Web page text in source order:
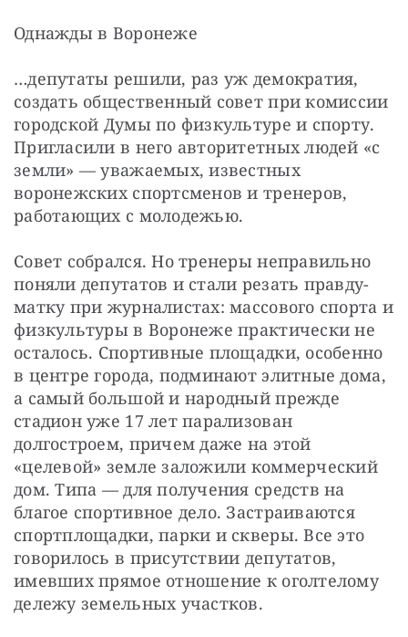
Однажды в Воронеже
…депутаты решили, раз уж демократия,
создать общественный совет при комиссии
городской Думы по физкультуре и спорту.
Пригласили в него авторитетных людей «с
земли» — уважаемых, известных
воронежских спортсменов и тренеров,
работающих с молодежью.
Совет собрался. Но тренеры неправильно
поняли депутатов и стали резать правду-
матку при журналистах: массового спорта и
физкультуры в Воронеже практически не
осталось. Спортивные площадки, особенно
в центре города, подминают элитные дома,
а самый большой и народный прежде
стадион уже 17 лет парализован
долгостроем, причем даже на этой
«целевой» земле заложили коммерческий
дом. Типа — для получения средств на
благое спортивное дело. Застраиваются
спортплощадки, парки и скверы. Все это
говорилось в присутствии депутатов,
имевших прямое отношение к оголтелому
дележу земельных участков.